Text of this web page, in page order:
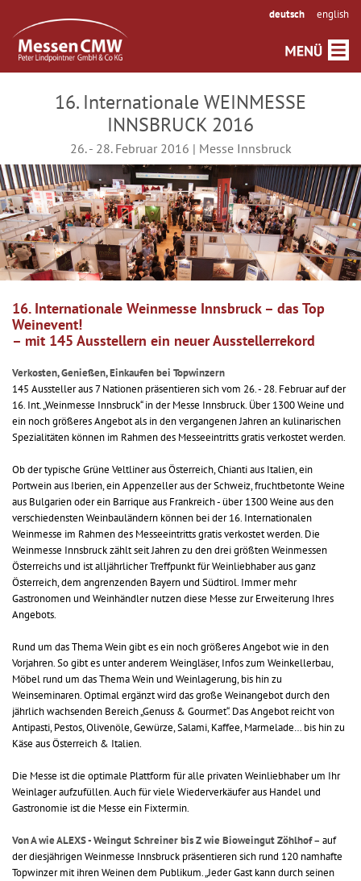
deutsch english
16. Internationale WEINMESSE
INNSBRUCK 2016
26. - 28. Februar 2016 | Messe Innsbruck
16. Internationale Weinmesse Innsbruck – das Top
Weinevent!
– mit 145 Ausstellern ein neuer Ausstellerrekord
Verkosten, Genießen, Einkaufen bei Topwinzern
145 Aussteller aus 7 Nationen präsentieren sich vom 26. - 28. Februar auf der
16. Int. „Weinmesse Innsbruck“ in der Messe Innsbruck. Über 1300 Weine und
ein noch größeres Angebot als in den vergangenen Jahren an kulinarischen
Spezialitäten können im Rahmen des Messeeintritts gratis verkostet werden.
Ob der typische Grüne Veltliner aus Österreich, Chianti aus Italien, ein
Portwein aus Iberien, ein Appenzeller aus der Schweiz, fruchtbetonte Weine
aus Bulgarien oder ein Barrique aus Frankreich - über 1300 Weine aus den
verschiedensten Weinbauländern können bei der 16. Internationalen
Weinmesse im Rahmen des Messeeintritts gratis verkostet werden. Die
Weinmesse Innsbruck zählt seit Jahren zu den drei größten Weinmessen
Österreichs und ist alljährlicher Treffpunkt für Weinliebhaber aus ganz
Österreich, dem angrenzenden Bayern und Südtirol. Immer mehr
Gastronomen und Weinhändler nutzen diese Messe zur Erweiterung Ihres
Angebots.
Rund um das Thema Wein gibt es ein noch größeres Angebot wie in den
Vorjahren. So gibt es unter anderem Weingläser, Infos zum Weinkellerbau,
Möbel rund um das Thema Wein und Weinlagerung, bis hin zu
Weinseminaren. Optimal ergänzt wird das große Weinangebot durch den
jährlich wachsenden Bereich „Genuss & Gourmet“. Das Angebot reicht von
Antipasti, Pestos, Olivenöle, Gewürze, Salami, Kaffee, Marmelade… bis hin zu
Käse aus Österreich & Italien.
Die Messe ist die optimale Plattform für alle privaten Weinliebhaber um Ihr
Weinlager aufzufüllen. Auch für viele Wiederverkäufer aus Handel und
Gastronomie ist die Messe ein Fixtermin.
Von A wie ALEXS - Weingut Schreiner bis Z wie Bioweingut Zöhlhof– auf
der diesjährigen Weinmesse Innsbruck präsentieren sich rund 120 namhafte
Topwinzer mit ihren Weinen dem Publikum. „Jeder Gast kann durch seinen